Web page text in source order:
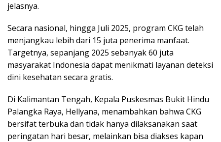
jelasnya.
Secara nasional, hingga Juli 2025, program CKG telah
menjangkau lebih dari 15 juta penerima manfaat.
Targetnya, sepanjang 2025 sebanyak 60 juta
masyarakat Indonesia dapat menikmati layanan deteksi
dini kesehatan secara gratis.
Di Kalimantan Tengah, Kepala Puskesmas Bukit Hindu
Palangka Raya, Hellyana, menambahkan bahwa CKG
bersifat terbuka dan tidak hanya dilaksanakan saat
peringatan hari besar, melainkan bisa diakses kapan